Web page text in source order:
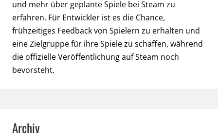
und mehr über geplante Spiele bei Steam zu
erfahren. Für Entwickler ist es die Chance,
frühzeitiges Feedback von Spielern zu erhalten und
eine Zielgruppe für ihre Spiele zu schaffen, während
die offizielle Veröffentlichung auf Steam noch
bevorsteht.
Archiv